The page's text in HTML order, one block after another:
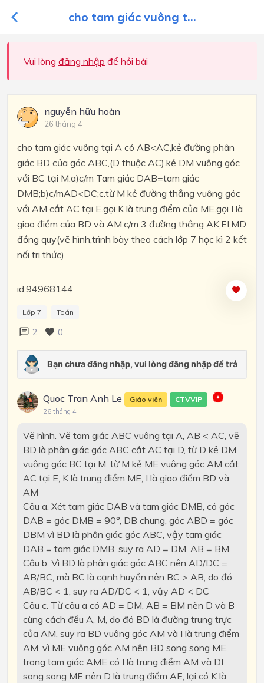
cho tam giác vuông t...
Vui lòng đăng nhập để hỏi bài
nguyễn hữu hoàn
26 tháng 4
cho tam giác vuông tại A có AB<AC,kẻ đường phân
giác BD của góc ABC,(D thuộc AC).kẻ DM vuông góc
với BC tại M.a)c/m Tam giác DAB=tam giác
DMB;b)c/mAD<DC;c.từ M kẻ đường thẳng vuông góc
với AM cắt AC tại E.gọi K là trung điểm của ME.gọi I là
giao điểm của BD và AM.c/m 3 đường thẳng AK,EI,MD
đồng quy(vẽ hình,trình bày theo cách lớp 7 học kì 2 kết
nối tri thức)
id:94968144
Lớp 7 Toán
2 0
Quoc Tran Anh Le Giáo viên CTVVIP
26 tháng 4
Vẽ hình. Vẽ tam giác ABC vuông tại A, AB < AC, vẽ
BD là phân giác góc ABC cắt AC tại D, từ D kẻ DM
vuông góc BC tại M, từ M kẻ ME vuông góc AM cắt
AC tại E, K là trung điểm ME, I là giao điểm BD và
AM
Câu a. Xét tam giác DAB và tam giác DMB, có góc
DAB = góc DMB = 90°, DB chung, góc ABD = góc
DBM vì BD là phân giác góc ABC, vậy tam giác
DAB = tam giác DMB, suy ra AD = DM, AB = BM
Câu b. Vì BD là phân giác góc ABC nên AD/DC =
AB/BC, mà BC là cạnh huyền nên BC > AB, do đó
AB/BC < 1, suy ra AD/DC < 1, vậy AD < DC
Câu c. Từ câu a có AD = DM, AB = BM nên D và B
cùng cách đều A, M, do đó BD là đường trung trực
của AM, suy ra BD vuông góc AM và I là trung điểm
AM, vì ME vuông góc AM nên BD song song ME,
trong tam giác AME có I là trung điểm AM và DI
song song ME nên D là trung điểm AE, lại có K là